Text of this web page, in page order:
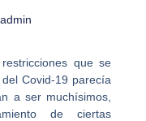
admin
que se
Covid-19 parecía
a ser muchísimos,
de ciertas